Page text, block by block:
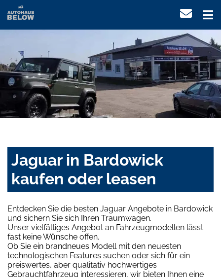
Jaguar in Bardowick
kaufen oder leasen
Entdecken Sie die besten Jaguar Angebote in Bardowick
und sichern Sie sich Ihren Traumwagen.
Unser vielfältiges Angebot an Fahrzeugmodellen lässt
fast keine Wünsche offen.
Ob Sie ein brandneues Modell mit den neuesten
technologischen Features suchen oder sich für ein
preiswertes, aber qualitativ hochwertiges
Gebrauchtfahrzeug interessieren, wir bieten Ihnen eine